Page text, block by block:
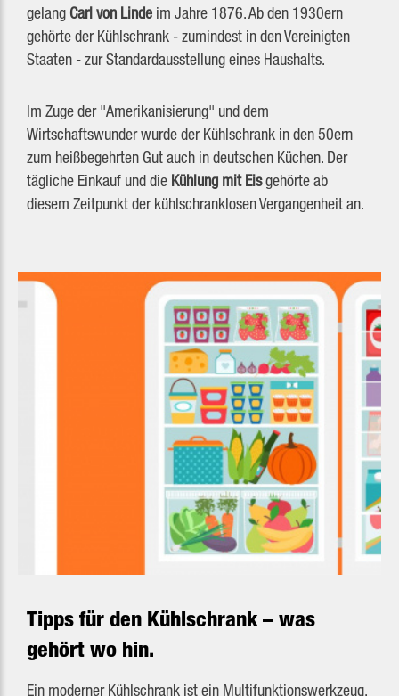
gelang Carl von Linde im Jahre 1876. Ab den 1930ern
gehörte der Kühlschrank - zumindest in den Vereinigten
Staaten - zur Standardausstellung eines Haushalts.
Im Zuge der "Amerikanisierung" und dem
Wirtschaftswunder wurde der Kühlschrank in den 50ern
zum heißbegehrten Gut auch in deutschen Küchen. Der
tägliche Einkauf und die Kühlung mit Eisgehörte ab
diesem Zeitpunkt der kühlschranklosen Vergangenheit an.
Tipps für den Kühlschrank – was
gehört wo hin.
Ein moderner Kühlschrank ist ein Multifunktionswerkzeug.